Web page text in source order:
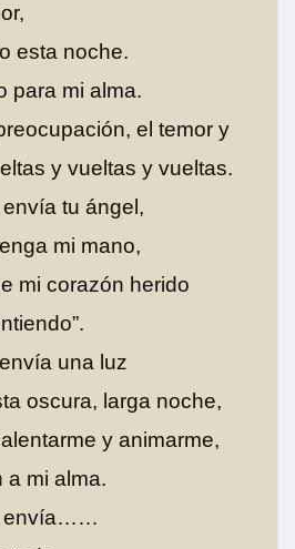
esta noche.
para mi alma.
el temor y
y vueltas y vueltas.
tu ángel,
mi mano,
mi corazón herido
una luz
oscura, larga noche,
y animarme,
a mi alma.
envía……